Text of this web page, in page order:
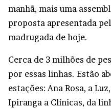
manhã, mais uma
proposta apresentada
madrugada de hoje.
Cerca de 3 milhões de
por essas linhas. Estão
estações: Ana Rosa, a
Ipiranga a Clínicas, da